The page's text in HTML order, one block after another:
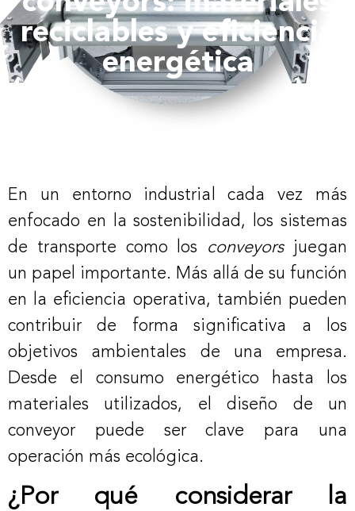
reciclables y eficiencia
energética
En un entorno industrial cada vez más
enfocado en la sostenibilidad, los sistemas
de transporte como los conveyorsjuegan
un papel importante. Más allá de su función
en la eficiencia operativa, también pueden
contribuir de forma significativa a los
objetivos ambientales de una empresa.
Desde el consumo energético hasta los
materiales utilizados, el diseño de un
conveyor puede ser clave para una
operación más ecológica.
¿Por qué considerar la